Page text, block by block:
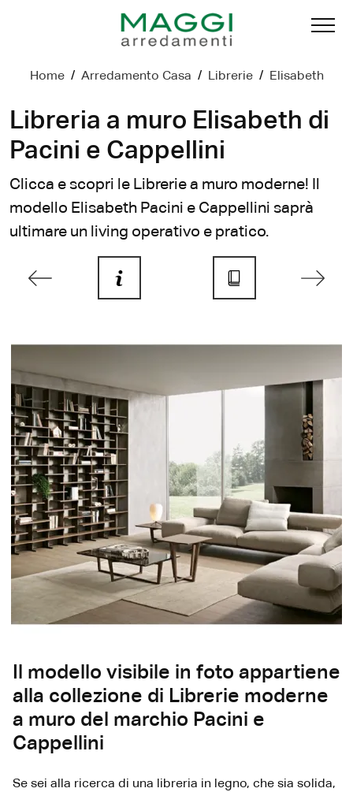
Home / Arredamento Casa / Librerie / Elisabeth
Libreria a muro Elisabeth di
Pacini e Cappellini
Clicca e scopri le Librerie a muro moderne! Il
modello Elisabeth Pacini e Cappellini saprà
ultimare un living operativo e pratico.
Il modello visibile in foto appartiene
alla collezione di Librerie moderne
a muro del marchio Pacini e
Cappellini
Se sei alla ricerca di una libreria in legno, che sia solida,